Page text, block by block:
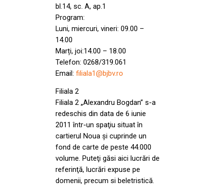
bl.14, sc. A, ap.1
Program:
Luni, miercuri, vineri: 09.00 –
14.00
Marți, joi:14.00 – 18.00
Telefon: 0268/319.061
Email: filiala1@bjbv.ro
Filiala 2
Filiala 2 „Alexandru Bogdan” s-a
redeschis din data de 6 iunie
2011 într-un spaţiu situat în
cartierul Noua şi cuprinde un
fond de carte de peste 44.000
volume. Puteţi găsi aici lucrări de
referinţă, lucrări expuse pe
domenii, precum si beletristică.